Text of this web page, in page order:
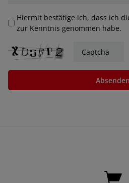
Hiermit bestätige ich, dass ich
zur Kenntnis genommen habe.
Absenden